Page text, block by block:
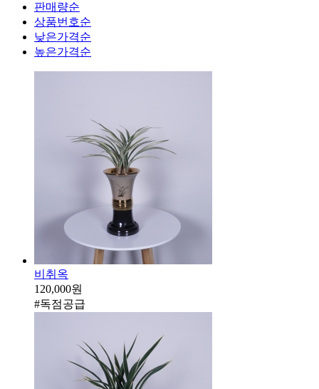
판매량순
상품번호순
낮은가격순
높은가격순
비취옥
120,000원
#독점공급